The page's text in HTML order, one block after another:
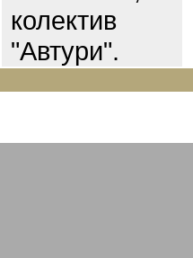
колектив
"Автури".